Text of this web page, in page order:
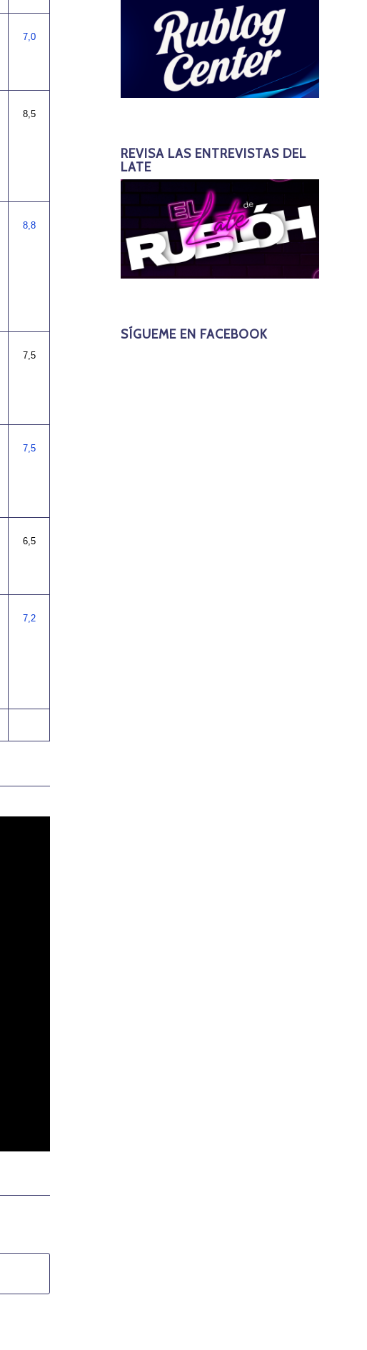
7,0
8,5
8,8
7,5
7,5
6,5
7,2
REVISA LAS ENTREVISTAS DEL
LATE
SÍGUEME EN FACEBOOK